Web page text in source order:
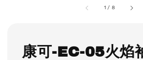
1 / 8
康可-EC-05火焰